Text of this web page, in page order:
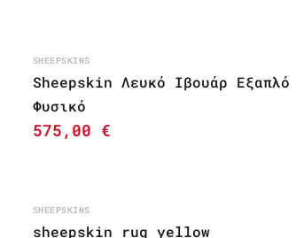
SHEEPSKINS
Sheepskin Λευκό Ιβουάρ Εξαπλό
Φυσικό
575,00 €
SHEEPSKINS
sheepskin rug yellow